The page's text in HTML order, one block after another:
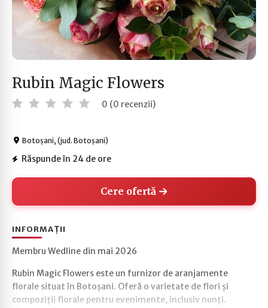
Rubin Magic Flowers
0 (0 recenzii)
Botoșani, (jud. Botoșani)
Răspunde în 24 de ore
Cere ofertă
INFORMAȚII
Membru Wedline din mai 2026
Rubin Magic Flowers este un furnizor de aranjamente
florale situat în Botoșani. Oferă o varietate de flori și
compoziții florale pentru evenimente, inclusiv nunți.